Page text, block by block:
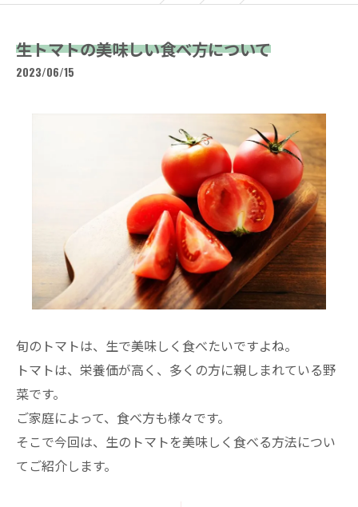
生トマトの美味しい食べ方について
2023/06/15
旬のトマトは、生で美味しく食べたいですよね。
トマトは、栄養価が高く、多くの方に親しまれている野
菜です。
ご家庭によって、食べ方も様々です。
そこで今回は、生のトマトを美味しく食べる方法につい
てご紹介します。